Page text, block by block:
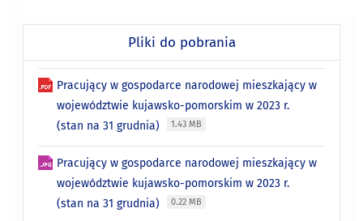
Pliki do pobrania
Pracujący w gospodarce narodowej mieszkający w
województwie kujawsko-pomorskim w 2023 r.
(stan na 31 grudnia)
1.43 MB
Pracujący w gospodarce narodowej mieszkający w
województwie kujawsko-pomorskim w 2023 r.
(stan na 31 grudnia)
0.22 MB